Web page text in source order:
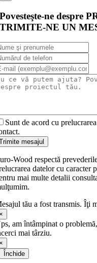
Povesteşte-ne despre
TRIMITE-NE UN
Sunt de acord cu
mesajul
Wood respectă
datelor cu caracter
mai multe detalii
tău a fost transmis. Îţi
am întâmpinat o
mai târziu.
Închide